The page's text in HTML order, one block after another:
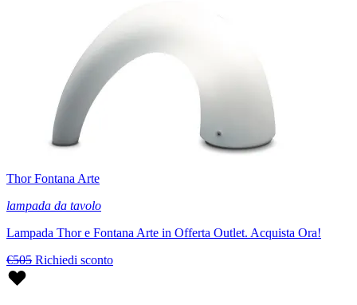
Thor Fontana Arte
lampada da tavolo
Lampada Thor e Fontana Arte in Offerta Outlet. Acquista Ora!
€505 Richiedi sconto